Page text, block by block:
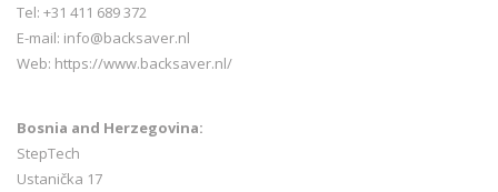
Tel: +31 411 689 372
E-mail: info@backsaver.nl
Web: https://www.backsaver.nl/
Bosnia and Herzegovina:
StepTech
Ustanička 17